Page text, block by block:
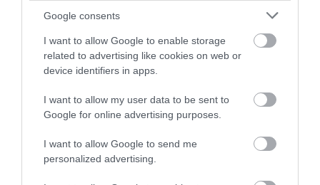
Google consents
I want to allow Google to enable storage
related to advertising like cookies on web or
device identifiers in apps.
I want to allow my user data to be sent to
Google for online advertising purposes.
I want to allow Google to send me
personalized advertising.
Ribillió 4.0
$$
Kávézó
Kocsma
Petőfi Kultúrtér
Bár Sörkert